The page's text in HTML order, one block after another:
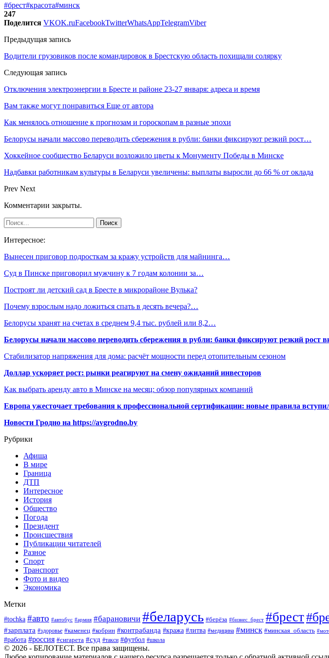
#брест#красота#минск
247
Поделится VKOK.ruFacebookTwitterWhatsAppTelegramViber
Предыдущая запись
Водители грузовиков после командировок в Брестскую область похищали солярку
Следующая запись
Отключения электроэнергии в Бресте и районе 23-27 января: адреса и время
Вам также могут понравиться Еще от автора
Как менялось отношение к прогнозам и гороскопам в разные эпохи
Белорусы начали массово переводить сбережения в рубли: банки фиксируют резкий рост…
Хоккейное сообщество Беларуси возложило цветы к Монументу Победы в Минске
Надбавки работникам культуры в Беларуси увеличены: выплаты выросли до 66 % от оклада
Prev Next
Комментарии закрыты.
Интересное:
Вынесен приговор подросткам за кражу устройств для майнинга…
Суд в Пинске приговорил мужчину к 7 годам колонии за…
Построят ли детский сад в Бресте в микрорайоне Вулька?
Почему взрослым надо ложиться спать в десять вечера?…
Белорусы хранят на счетах в среднем 9,4 тыс. рублей или 8,2…
Белорусы начали массово переводить сбережения в рубли: банки фиксируют резкий рост
Стабилизатор напряжения для дома: расчёт мощности перед отопительным сезоном
Доллар ускоряет рост: рынки реагируют на смену ожиданий инвесторов
Как выбрать аренду авто в Минске на месяц: обзор популярных компаний
Европа ужесточает требования к профессиональной сертификации: новые правила
Новости Гродно на https://avgrodno.by
Рубрики
Афиша
В мире
Граница
ДТП
Интересное
История
Общество
Погода
Президент
Происшествия
Публикации читателей
Разное
Спорт
Транспорт
Фото и видео
Экономика
Метки
#tochka #авто #автобус #армия #барановичи #беларусь #берёза #бизнес_брест #брест
#зарплата #здоровье #каменец #кобрин #контрабанда #кража #литва #медицина #минск #минская_область
#работа #россия #сигарета #суд #такси #футбол #школа
© 2026 - БЕЛОТЕСТ. Все права защищены.